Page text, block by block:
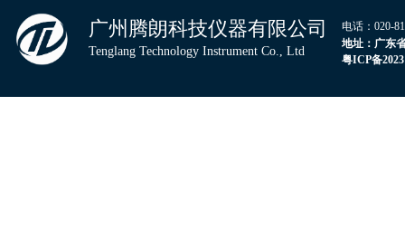
广州腾朗科技仪器有限公司
Tenglang Technology Instrument Co., Ltd
电话：
地址：广东
粤ICP备